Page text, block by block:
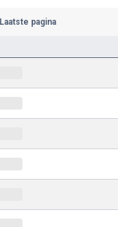
Laatste pagina